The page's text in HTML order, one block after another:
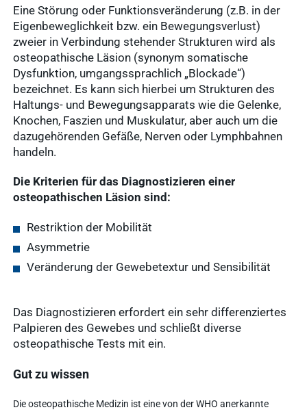
Eine Störung oder Funktionsveränderung (z.B. in der
Eigenbeweglichkeit bzw. ein Bewegungsverlust)
zweier in Verbindung stehender Strukturen wird als
osteopathische Läsion (synonym somatische
Dysfunktion, umgangssprachlich „Blockade“)
bezeichnet. Es kann sich hierbei um Strukturen des
Haltungs- und Bewegungsapparats wie die Gelenke,
Knochen, Faszien und Muskulatur, aber auch um die
dazugehörenden Gefäße, Nerven oder Lymphbahnen
handeln.
Die Kriterien für das Diagnostizieren einer
osteopathischen Läsion sind:
Restriktion der Mobilität
Asymmetrie
Veränderung der Gewebetextur und Sensibilität
Das Diagnostizieren erfordert ein sehr differenziertes
Palpieren des Gewebes und schließt diverse
osteopathische Tests mit ein.
Gut zu wissen
Die osteopathische Medizin ist eine von der WHO anerkannte